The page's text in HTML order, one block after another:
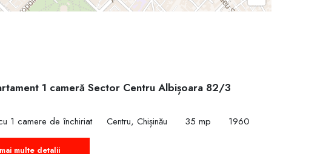
1 cameră Sector Centru Albișoara 82/3
1 camere de închiriat Centru, Chișinău 35 mp 1960
multe detalii